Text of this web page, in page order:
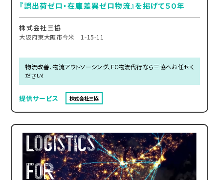
『誤出荷ゼロ・在庫差異ゼロ物流』を掲げて５０年
株式会社三協
大阪府東大阪市今米 1-15-11
物流改善、物流アウトソーシング、EC物流代行なら三協へお任せく
ださい！
提供サービス 株式会社三協